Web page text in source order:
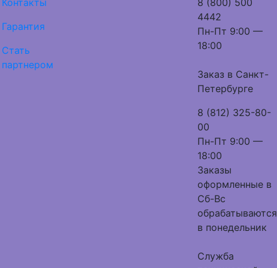
Контакты
Гарантия
Стать
партнером
8 (800) 500
4442
Пн-Пт 9:00 —
18:00
Заказ в Санкт-
Петербурге
8 (812) 325-80-
00
Пн-Пт 9:00 —
18:00
Заказы
оформленные в
Сб-Вс
обрабатываются
в понедельник
Служба